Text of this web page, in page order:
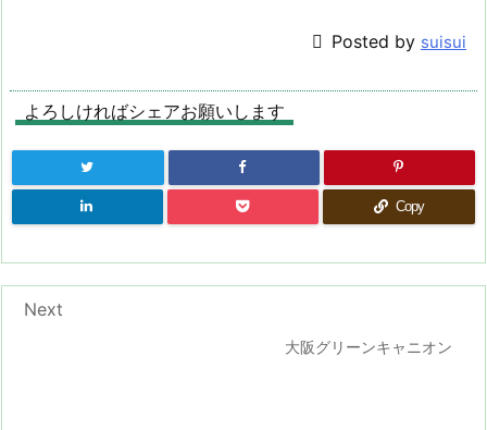
Posted by suisui
よろしければシェアお願いします
Copy
大阪グリーンキャニオン
Next